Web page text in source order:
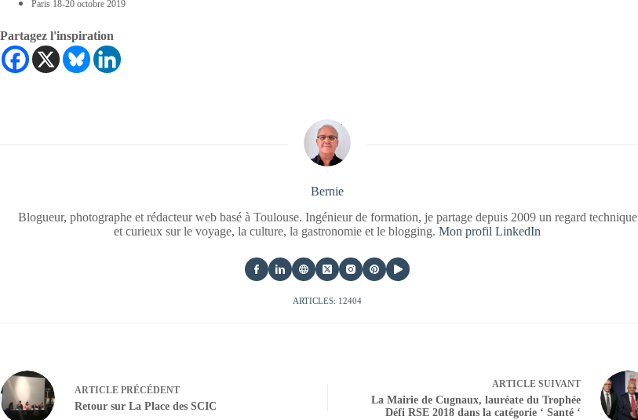
Paris 18-20 octobre 2019
Partagez l'inspiration
Bernie
Blogueur, photographe et rédacteur web basé à Toulouse. Ingénieur de formation, je partage depuis 2009 un regard technique
et curieux sur le voyage, la culture, la gastronomie et le blogging.Mon profil LinkedIn
ARTICLES: 12404
ARTICLE PRÉCÉDENT
Retour sur La Place des SCIC
ARTICLESUIVANT
La Mairie de Cugnaux, lauréate du Trophée
Défi RSE 2018 dans la catégorie ‘ Santé ‘